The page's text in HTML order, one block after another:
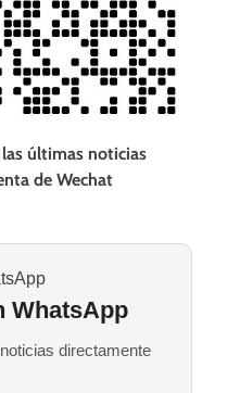
últimas noticias
de Wechat
WhatsApp
directamente